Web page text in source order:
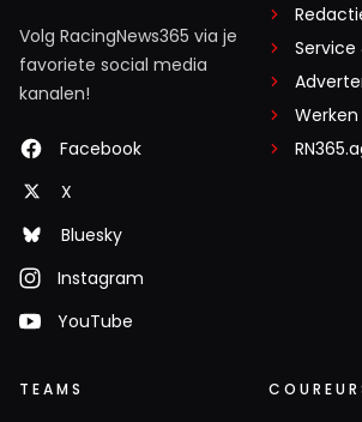
Volg RacingNews365 via je
favoriete social media
kanalen!
Facebook
X
Bluesky
Instagram
YouTube
Werken
TEAMS